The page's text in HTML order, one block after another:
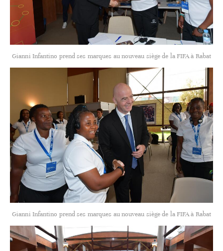
Gianni Infantino prend ses marques au nouveau siège de la FIFA à Rabat
Gianni Infantino prend ses marques au nouveau siège de la FIFA à Rabat